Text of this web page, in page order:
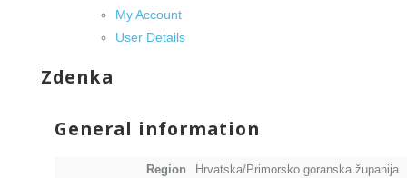
My Account
User Details
Zdenka
General information
Region
Hrvatska/Primorsko goranska županija